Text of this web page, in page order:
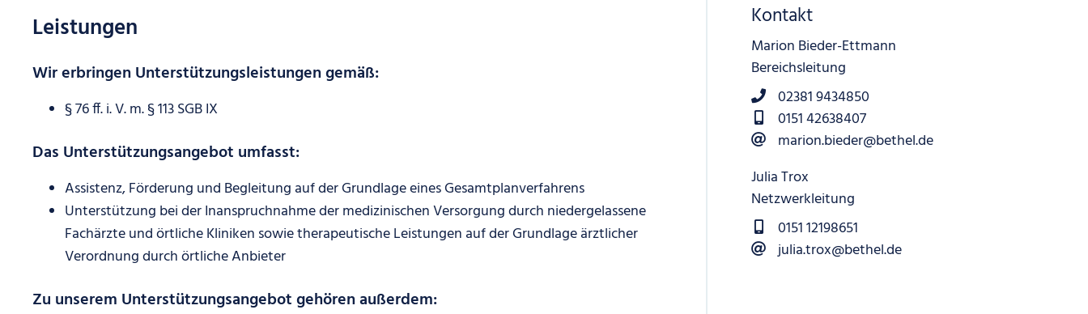
Leistungen
Wir erbringen Unterstützungsleistungen gemäß:
§ 76 ff. i. V. m. § 113 SGB IX
Das Unterstützungsangebot umfasst:
Assistenz, Förderung und Begleitung auf der Grundlage eines Gesamtplanverfahrens
Unterstützung bei der Inanspruchnahme der medizinischen Versorgung durch niedergelassene
Fachärzte und örtliche Kliniken sowie therapeutische Leistungen auf der Grundlage ärztlicher
Verordnung durch örtliche Anbieter
Zu unserem Unterstützungsangebot gehören außerdem:
Kontakt
Marion Bieder-Ettmann
Bereichsleitung
02381 9434850
0151 42638407
marion.bieder@bethel.de
Julia Trox
Netzwerkleitung
0151 12198651
julia.trox@bethel.de